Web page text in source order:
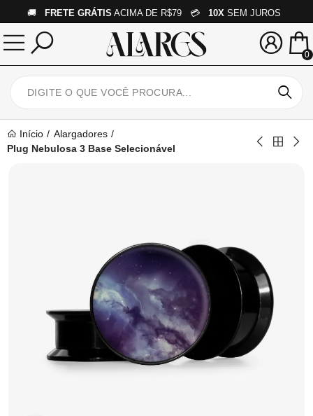
🚚 FRETE GRÁTIS ACIMA DE R$79 💳 10X SEM JUROS
0
Início
Alargadores
Plug Nebulosa 3 Base Selecionável